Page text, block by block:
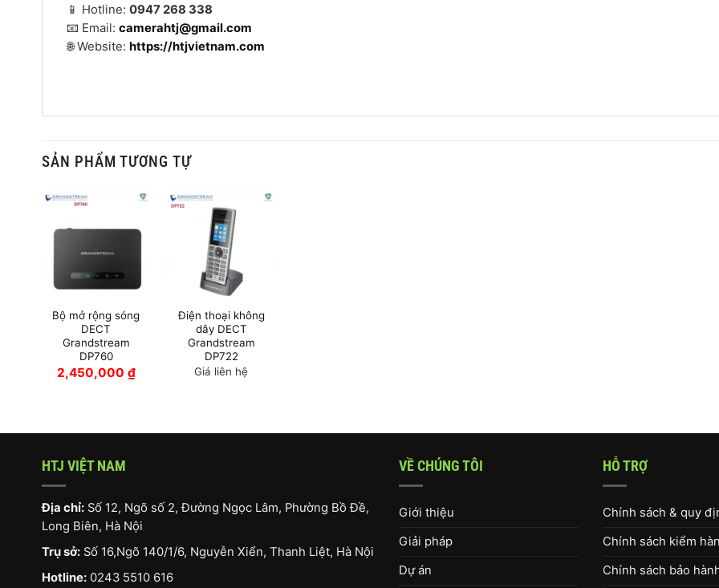
📱 Hotline: 0947 268 338
📧 Email: camerahtj@gmail.com
🌐 Website: https://htjvietnam.com
SẢN PHẨM TƯƠNG TỰ
Bộ mở rộng sóng
DECT
Grandstream
DP760
2,450,000 ₫
Điện thoại không
dây DECT
Grandstream
DP722
Giá liên hệ
HTJ VIỆT NAM
Địa chỉ: Số 12, Ngõ số 2, Đường Ngọc Lâm, Phường Bồ Đề,
Long Biên, Hà Nội
Trụ sở: Số 16,Ngõ 140/1/6, Nguyễn Xiển, Thanh Liệt, Hà Nội
Hotline: 0243 5510 616
VỀ CHÚNG TÔI
Giới thiệu
Giải pháp
Dự án
HỖ TRỢ
Chính sách & quy
Chính sách kiểm
Chính sách bảo